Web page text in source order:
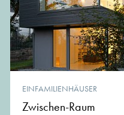
EINFAMILIENHÄUSER
Zwischen-Raum